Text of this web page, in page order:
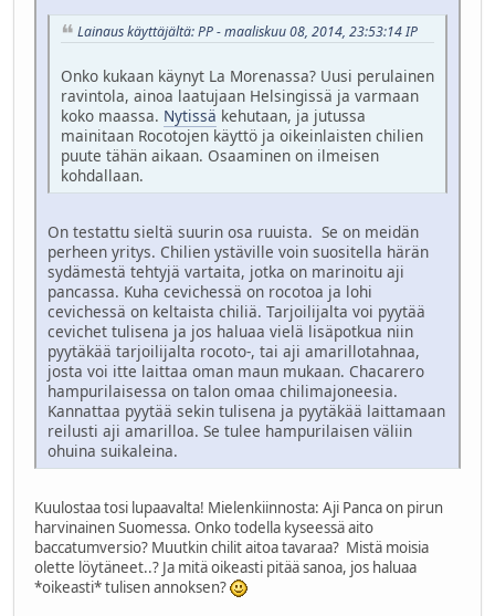
Lainaus käyttäjältä: PP - maaliskuu 08, 2014, 23:53:14 IP
Onko kukaan käynyt La Morenassa? Uusi perulainen
ravintola, ainoa laatujaan Helsingissä ja varmaan
koko maassa. Nytissä kehutaan, ja jutussa
mainitaan Rocotojen käyttö ja oikeinlaisten chilien
puute tähän aikaan. Osaaminen on ilmeisen
kohdallaan.
On testattu sieltä suurin osa ruuista. Se on meidän
perheen yritys. Chilien ystäville voin suositella härän
sydämestä tehtyjä vartaita, jotka on marinoitu aji
pancassa. Kuha cevichessä on rocotoa ja lohi
cevichessä on keltaista chiliä. Tarjoilijalta voi pyytää
cevichet tulisena ja jos haluaa vielä lisäpotkua niin
pyytäkää tarjoilijalta rocoto-, tai aji amarillotahnaa,
josta voi itte laittaa oman maun mukaan. Chacarero
hampurilaisessa on talon omaa chilimajoneesia.
Kannattaa pyytää sekin tulisena ja pyytäkää laittamaan
reilusti aji amarilloa. Se tulee hampurilaisen väliin
ohuina suikaleina.
Kuulostaa tosi lupaavalta! Mielenkiinnosta: Aji Panca on pirun
harvinainen Suomessa. Onko todella kyseessä aito
baccatumversio? Muutkin chilit aitoa tavaraa? Mistä moisia
olette löytäneet..? Ja mitä oikeasti pitää sanoa, jos haluaa
*oikeasti* tulisen annoksen?